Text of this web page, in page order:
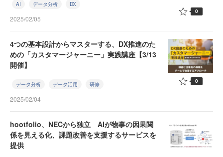
AI データ分析 DX
2025/02/05
0
4つの基本設計からマスターする、DX推進のた
めの「カスタマージャーニー」実践講座【3/13
開催】
データ分析 データ活用 研修
2025/02/04
0
hootfolio、NECから独立 AIが物事の因果関
係を見える化、課題改善を支援するサービスを
提供